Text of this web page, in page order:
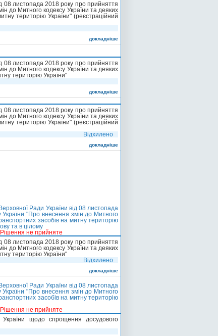
08 листопада 2018 року про прийняття
до Митного кодексу України та деяких
територію України" (реєстраційний
докладніше
08 листопада 2018 року про прийняття
до Митного кодексу України та деяких
територію України"
докладніше
08 листопада 2018 року про прийняття
до Митного кодексу України та деяких
територію України" (реєстраційний
Відхилено
докладніше
Ради України від 08 листопада
України "Про внесення змін до Митного
засобів на митну територію
та в цілому
Рішення не прийняте
08 листопада 2018 року про прийняття
до Митного кодексу України та деяких
територію України"
Відхилено
докладніше
Ради України від 08 листопада
України "Про внесення змін до Митного
засобів на митну територію
Рішення не прийняте
щодо спрощення досудового